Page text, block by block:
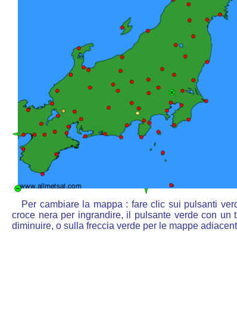
Per cambiare la mappa : fare clic sui pulsanti
croce nera per ingrandire, il pulsante verde con un
diminuire, o sulla freccia verde per le mappe